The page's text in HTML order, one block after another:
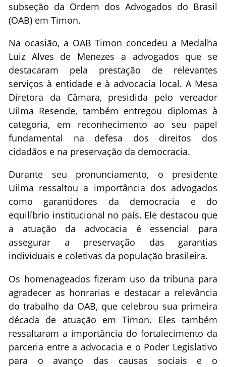
subseção da Ordem dos Advogados do Brasil
(OAB) em Timon.
Na ocasião, a OAB Timon concedeu a Medalha
Luiz Alves de Menezes a advogados que se
destacaram pela prestação de relevantes
serviços à entidade e à advocacia local. A Mesa
Diretora da Câmara, presidida pelo vereador
Uilma Resende, também entregou diplomas à
categoria, em reconhecimento ao seu papel
fundamental na defesa dos direitos dos
cidadãos e na preservação da democracia.
Durante seu pronunciamento, o presidente
Uilma ressaltou a importância dos advogados
como garantidores da democracia e do
equilíbrio institucional no país. Ele destacou que
a atuação da advocacia é essencial para
assegurar a preservação das garantias
individuais e coletivas da população brasileira.
Os homenageados fizeram uso da tribuna para
agradecer as honrarias e destacar a relevância
do trabalho da OAB, que celebrou sua primeira
década de atuação em Timon. Eles também
ressaltaram a importância do fortalecimento da
parceria entre a advocacia e o Poder Legislativo
para o avanço das causas sociais e o